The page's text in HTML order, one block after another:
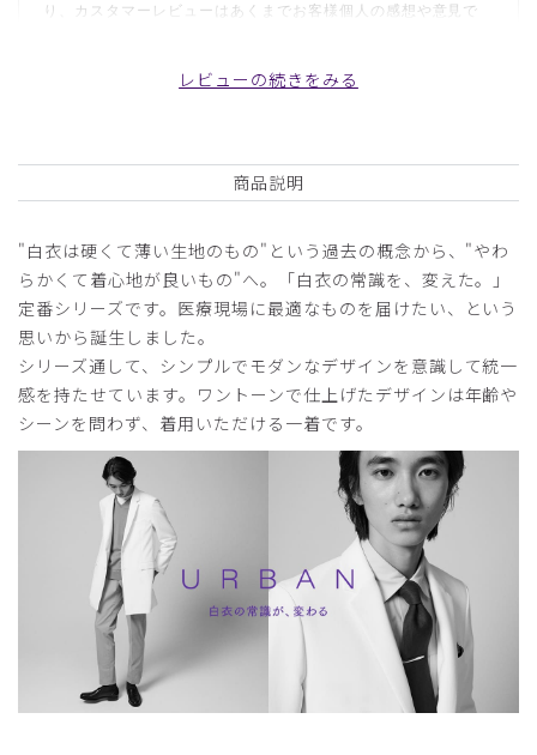
り、カスタマーレビューはあくまでお客様個人の感想や意見で
ヘブン様
2026-05-23
年齢:50代 身長: 181-185cm
サイズ感
小さめ
大きめ
ストレッチ感
よく伸びる
伸びない
厚さ とても薄い 厚い
C07メンズ白衣:アーバンジャケット/白/XXL
役に立った 0
購入確認済み
2026-04-30
レビューの続きをみる
商品説明
"白衣は硬くて薄い生地のもの"という過去の概念から、"やわ
らかくて着心地が良いもの"へ。「白衣の常識を、変えた。」
定番シリーズです。医療現場に最適なものを届けたい、という
思いから誕生しました。
シリーズ通して、シンプルでモダンなデザインを意識して統一
感を持たせています。ワントーンで仕上げたデザインは年齢や
シーンを問わず、着用いただける一着です。